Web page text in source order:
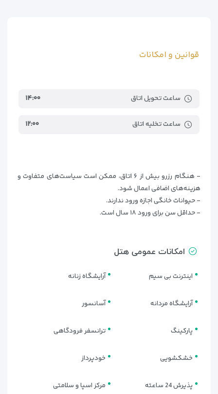
قوانین و امکانات
ساعت تحویل اتاق ۱۴:۰۰
ساعت تخلیه اتاق ۱۲:۰۰
- هنگام رزرو بیش از ۶ اتاق، ممکن است سیاست‌های متفاوت و
هزینه‌های اضافی اعمال شود.
- حیوانات خانگی اجازه ورود ندارند.
- حداقل سن برای ورود ۱۸ سال است.
امکانات عمومی هتل
اینترنت بی سیم آرایشگاه زنانه
آرایشگاه مردانه آسانسور
پارکینگ ترانسفر فرودگاهی
خشکشویی خودپرداز
پذیرش 24 ساعته مرکز اسپا و سلامتی